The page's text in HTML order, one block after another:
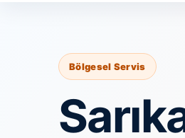
Bölgesel Servis